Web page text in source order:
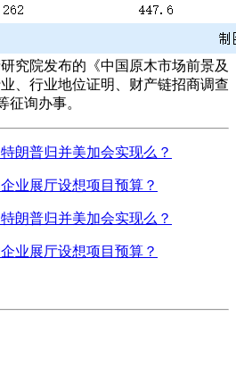
究院发布的《中国原木市场前景及
、行业地位证明、财产链招商调查
征询办事。
朗普归并美加会实现么？
业展厅设想项目预算？
朗普归并美加会实现么？
业展厅设想项目预算？